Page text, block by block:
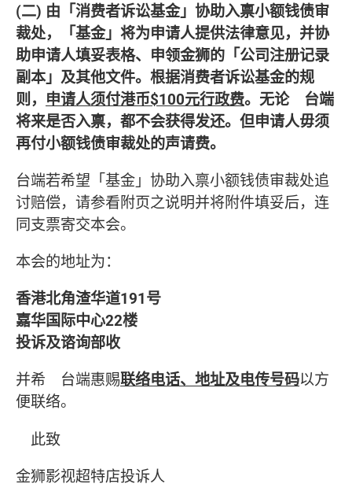
(二) 由「消费者诉讼基金」协助入禀小额钱债审
裁处，「基金」将为申请人提供法律意见，并协
助申请人填妥表格、申领金狮的「公司注册记录
副本」及其他文件。根据消费者诉讼基金的规
则， 申请人须付港币$100元行政费。无论 台端
将来是否入禀，都不会获得发还。但申请人毋须
再付小额钱债审裁处的声请费。
台端若希望「基金」协助入禀小额钱债审裁处追
讨赔偿，请参看附页之说明并将附件填妥后，连
同支票寄交本会。
本会的地址为：
香港北角渣华道191号
嘉华国际中心22楼
投诉及谘询部收
并希 台端惠赐联络电话、地址及电传号码以方
便联络。
此致
金狮影视超特店投诉人